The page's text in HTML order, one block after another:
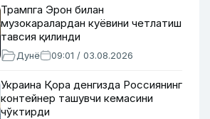
Трампга Эрон билан
музокаралардан куёвини четлатиш
тавсия қилинди
Дунё 09:01 / 03.08.2026
Украина Қора денгизда Россиянинг
контейнер ташувчи кемасини
чўктирди